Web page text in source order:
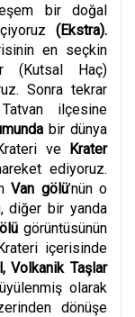
bir doğal
(Ekstra).
en seçkin
(Kutsal Haç)
Sonra tekrar
ilçesine
bir dünya
ve Krater
ediyoruz.
Van gölü’nün o
diğer bir yanda
görüntüsünün
içerisinde
Volkanik Taşlar
olarak
dönüşe